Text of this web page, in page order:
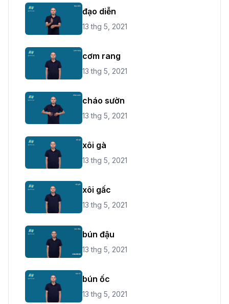
đạo diễn
13 thg 5, 2021
cơm rang
13 thg 5, 2021
cháo sườn
13 thg 5, 2021
xôi gà
13 thg 5, 2021
xôi gấc
13 thg 5, 2021
bún đậu
13 thg 5, 2021
bún ốc
13 thg 5, 2021